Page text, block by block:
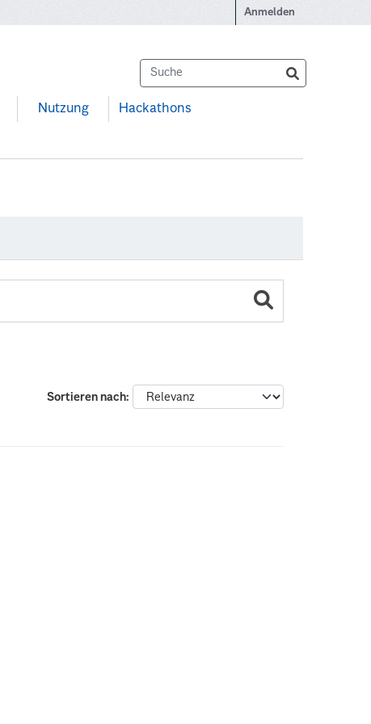
Anmelden
Nutzung Hackathons
Sortieren nach